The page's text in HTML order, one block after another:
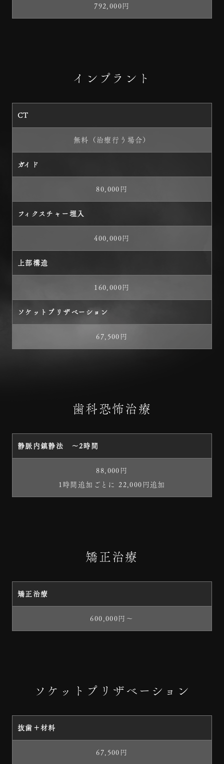
792,000円
インプラント
CT
無料（治療行う場合）
ガイド
80,000円
フィクスチャー埋入
400,000円
上部構造
160,000円
ソケットプリザベーション
67,500円
歯科恐怖治療
静脈内鎮静法 ～2時間
88,000円
1時間追加ごとに 22,000円追加
矯正治療
矯正治療
600,000円～
ソケットプリザベーション
抜歯＋材料
67,500円